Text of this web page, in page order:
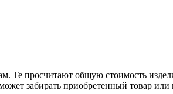
Те просчитают общую стоимость
забирать приобретенный товар или